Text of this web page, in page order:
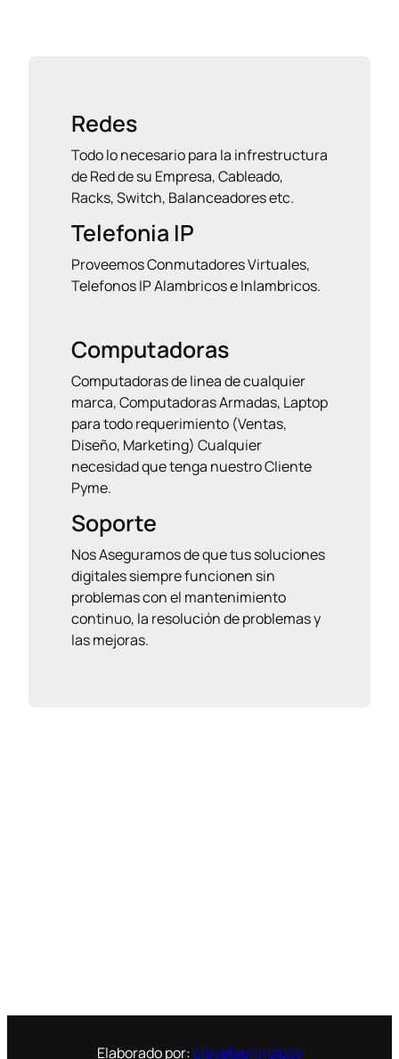
Redes
Todo lo necesario para la infrestructura
de Red de su Empresa, Cableado,
Racks, Switch, Balanceadores etc.
Telefonia IP
Proveemos Conmutadores Virtuales,
Telefonos IP Alambricos e Inlambricos.
Computadoras
Computadoras de linea de cualquier
marca, Computadoras Armadas, Laptop
para todo requerimiento (Ventas,
Diseño, Marketing) Cualquier
necesidad que tenga nuestro Cliente
Pyme.
Soporte
Nos Aseguramos de que tus soluciones
digitales siempre funcionen sin
problemas con el mantenimiento
continuo, la resolución de problemas y
las mejoras.
Elaborado por:clavetechnology